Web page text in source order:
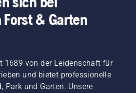
& Garten
1689 von der Leidenschaft für
und bietet professionelle
Park und Garten. Unsere